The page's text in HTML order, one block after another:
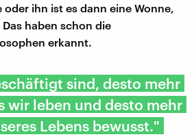
ihn ist es dann eine Wonne,
haben schon die
erkannt.
sind, desto mehr
wir leben und desto mehr
Lebens bewusst."